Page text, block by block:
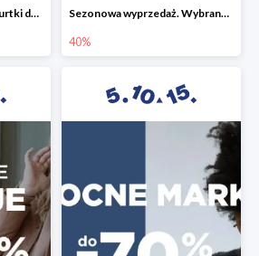
Sezonowa wyprzedaż. Kurtki do -50% Sezonowa wyprzedaż. Wybrane modele do -40%
40%